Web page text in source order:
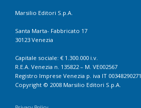
Marsilio Editori S.p.A.
Santa Marta- Fabbricato 17
30123 Venezia
Capitale sociale: € 1.300.000 i.v.
R.E.A. Venezia n. 135822 – M. VE002567
Registro Imprese Venezia p. iva IT 00348290271
Copyright © 2008 Marsilio Editori S.p.A.